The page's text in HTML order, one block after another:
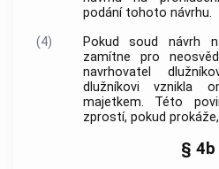
podání tohoto návrhu.
(4)
Pokud soud návrh
zamítne pro
navrhovatel
dlužníkovi vznikla
majetkem. Této
zprostí, pokud
§ 4b